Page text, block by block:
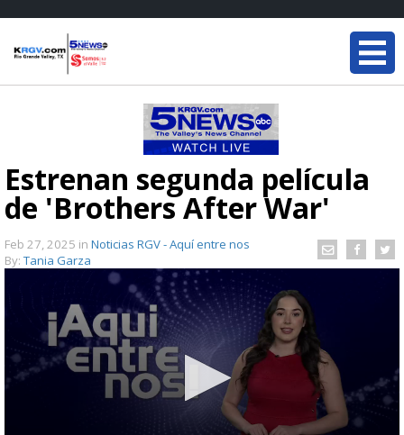
Estrenan segunda película
de 'Brothers After War'
Feb 27, 2025 in Noticias RGV - Aquí entre nos
By: Tania Garza